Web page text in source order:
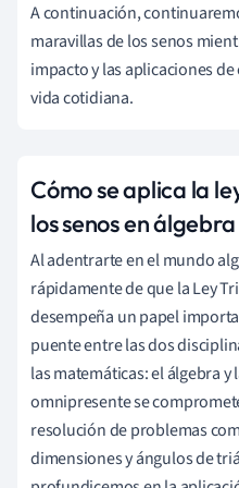
A continuación,
maravillas de los senos
impacto y las aplicaciones
vida cotidiana.
Cómo se aplica la
los senos en álgebra
Al adentrarte en el mundo
rápidamente de que la Ley
desempeña un papel
puente entre las dos
las matemáticas: el álgebra y
omnipresente se
resolución de problemas
dimensiones y ángulos de